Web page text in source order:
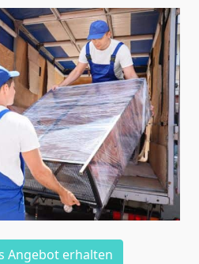
Angebot erhalten